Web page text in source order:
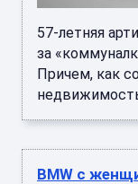
57-летняя
за
Причем, как
BMW с